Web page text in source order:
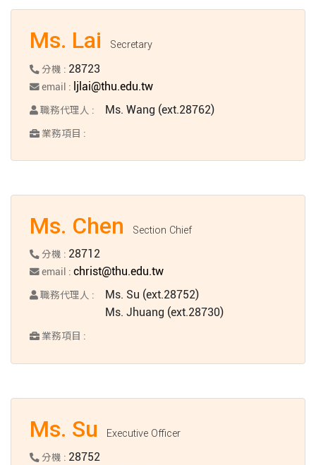
Ms. Lai Secretary
分機 : 28723
email : ljlai@thu.edu.tw
職務代理人 : Ms. Wang (ext.28762)
業務項目 :
Ms. Chen Section Chief
分機 : 28712
email :christ@thu.edu.tw
職務代理人 :
Ms. Su (ext.28752)
Ms. Jhuang (ext.28730)
業務項目 :
Ms. Su Executive Officer
分機 : 28752